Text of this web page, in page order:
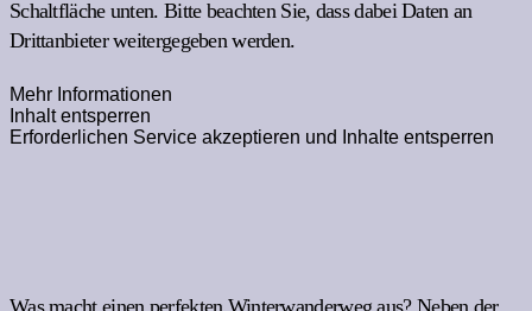
Schaltfläche unten. Bitte beachten Sie, dass dabei Daten an
Drittanbieter weitergegeben werden.
Mehr Informationen
Inhalt entsperren
Erforderlichen Service akzeptieren und Inhalte entsperren
Was macht einen perfekten Winterwanderweg aus? Neben der